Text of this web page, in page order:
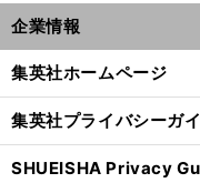
企業情報
集英社ホームページ
集英社プライバシーガ
SHUEISHA Privacy